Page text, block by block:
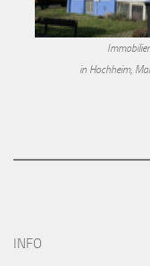
in Hochheim,
INFO